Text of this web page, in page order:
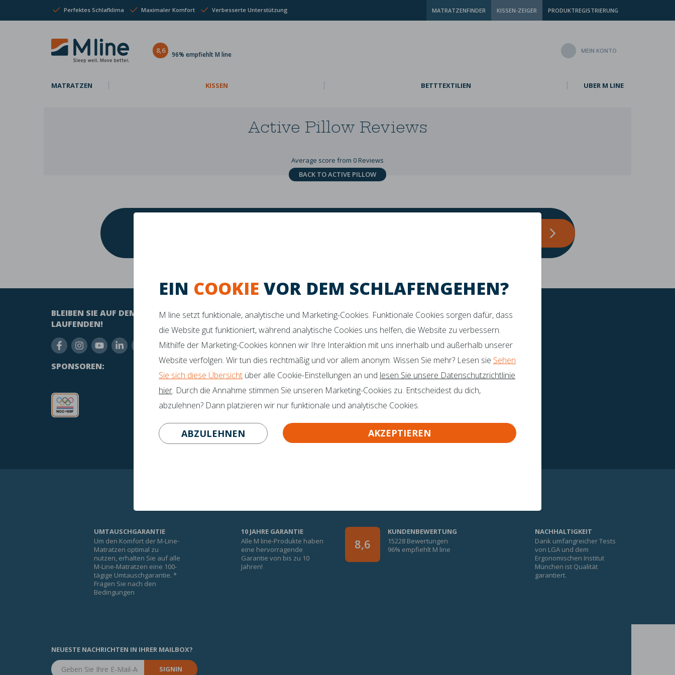
Perfektes Schlafklima Maximaler Komfort Verbesserte Unterstützung MATRATZENFINDER KISSEN-ZEIGER PRODUKTREGISTRIERUNG
8,6 96% empfiehlt M line MEIN KONTO
MATRATZEN KISSEN BETTTEXTILIEN UBER M LINE
EIN COOKIE VOR DEM SCHLAFENGEHEN?
M line setzt funktionale, analytische und Marketing-Cookies. Funktionale Cookies sorgen dafür, dass
die Website gut funktioniert, während analytische Cookies uns helfen, die Website zu verbessern.
Mithilfe der Marketing-Cookies können wir Ihre Interaktion mit uns innerhalb und außerhalb unserer
Website verfolgen. Wir tun dies rechtmäßig und vor allem anonym. Wissen Sie mehr? Lesen sie Sehen
Sie sich diese Übersicht über alle Cookie-Einstellungen an und lesen Sie unsere Datenschutzrichtlinie
hier. Durch die Annahme stimmen Sie unseren Marketing-Cookies zu. Entscheidest du dich,
abzulehnen? Dann platzieren wir nur funktionale und analytische Cookies.
ABZULEHNEN AKZEPTIEREN
Active Pillow Reviews
Average score from 0 Reviews
BACK TO ACTIVE PILLOW
BLEIBEN SIE AUF DEM
LAUFENDEN!
SPONSOREN:
HABEN SIE NOCH FRAGEN?
info@mline.nl
+31 413-243050
Botschafter
UMTAUSCHGARANTIE
Um den Komfort der M-Line-
Matratzen optimal zu
nutzen, erhalten Sie auf alle
M-Line-Matratzen eine 100-
tägige Umtauschgarantie. *
Fragen Sie nach den
Bedingungen
10 JAHRE GARANTIE
Alle M line-Produkte haben
eine hervorragende
Garantie von bis zu 10
Jahren!
8,6
KUNDENBEWERTUNG
15228 Bewertungen
96% empfiehlt M line
NACHHALTIGKEIT
Dank umfangreicher Tests
von LGA und dem
Ergonomischen Institut
München ist Qualität
garantiert.
NEUESTE NACHRICHTEN IN IHRER MAILBOX?
SIGNIN